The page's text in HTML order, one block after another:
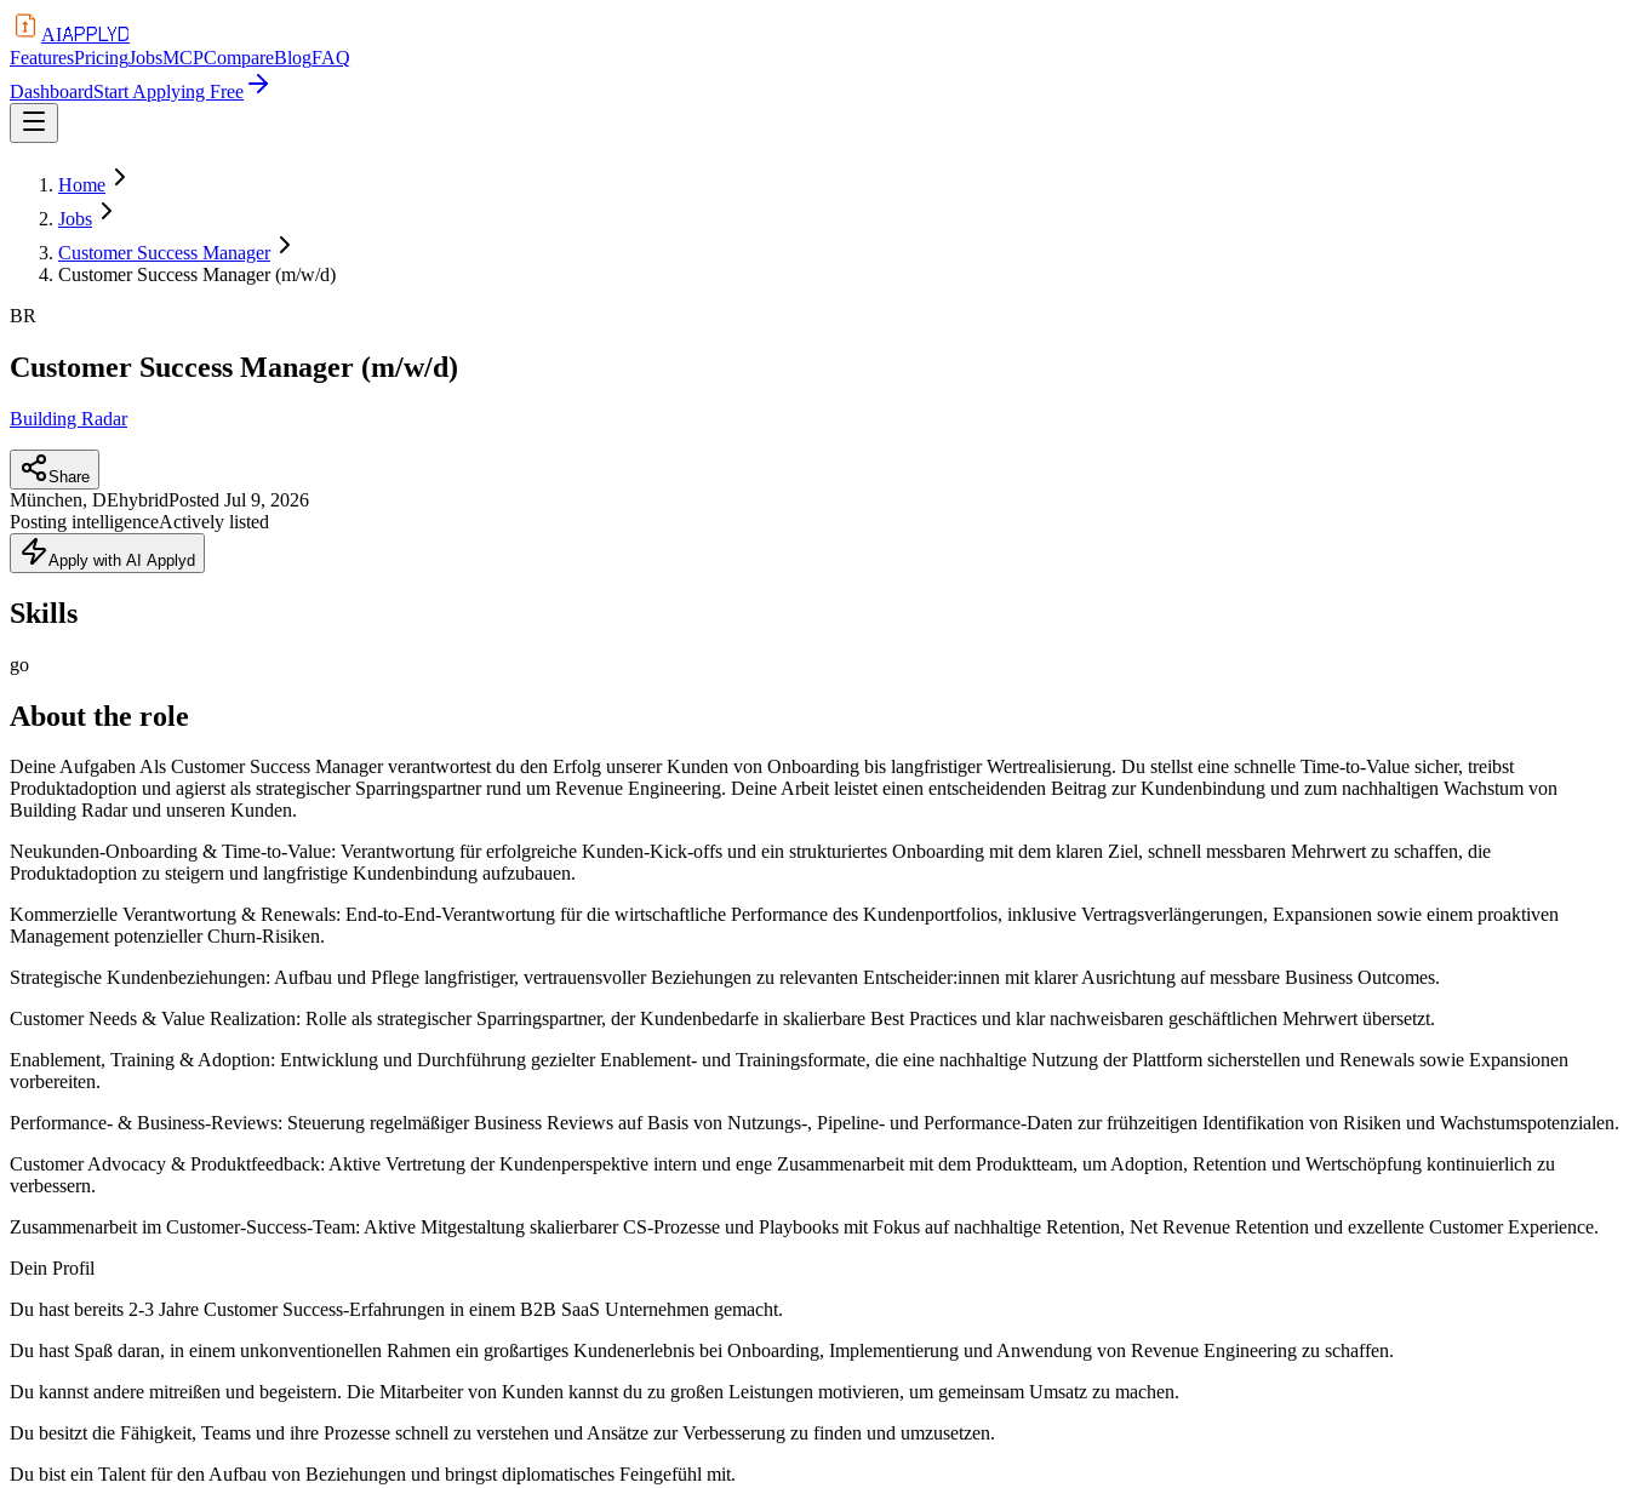
AIAPPLYD
FeaturesPricingJobsMCPCompareBlogFAQ
DashboardStart Applying Free
Home
Jobs
Customer Success Manager
Customer Success Manager (m/w/d)
BR
Customer Success Manager (m/w/d)
Building Radar
Share
München, DEhybridPosted Jul 9, 2026
Posting intelligenceActively listed
Apply with AI Applyd
Skills
go
About the role
Deine Aufgaben Als Customer Success Manager verantwortest du den Erfolg unserer Kunden von Onboarding bis langfristiger Wertrealisierung. Du stellst eine schnelle Time-to-Value sicher, treibst
Produktadoption und agierst als strategischer Sparringspartner rund um Revenue Engineering. Deine Arbeit leistet einen entscheidenden Beitrag zur Kundenbindung und zum nachhaltigen Wachstum von
Building Radar und unseren Kunden.
Neukunden-Onboarding & Time-to-Value: Verantwortung für erfolgreiche Kunden-Kick-offs und ein strukturiertes Onboarding mit dem klaren Ziel, schnell messbaren Mehrwert zu schaffen, die
Produktadoption zu steigern und langfristige Kundenbindung aufzubauen.
Kommerzielle Verantwortung & Renewals: End-to-End-Verantwortung für die wirtschaftliche Performance des Kundenportfolios, inklusive Vertragsverlängerungen, Expansionen sowie einem proaktiven
Management potenzieller Churn-Risiken.
Strategische Kundenbeziehungen: Aufbau und Pflege langfristiger, vertrauensvoller Beziehungen zu relevanten Entscheider:innen mit klarer Ausrichtung auf messbare Business Outcomes.
Customer Needs & Value Realization: Rolle als strategischer Sparringspartner, der Kundenbedarfe in skalierbare Best Practices und klar nachweisbaren geschäftlichen Mehrwert übersetzt.
Enablement, Training & Adoption: Entwicklung und Durchführung gezielter Enablement- und Trainingsformate, die eine nachhaltige Nutzung der Plattform sicherstellen und Renewals sowie Expansionen
vorbereiten.
Performance- & Business-Reviews: Steuerung regelmäßiger Business Reviews auf Basis von Nutzungs-, Pipeline- und Performance-Daten zur frühzeitigen Identifikation von Risiken und Wachstumspotenzialen.
Customer Advocacy & Produktfeedback: Aktive Vertretung der Kundenperspektive intern und enge Zusammenarbeit mit dem Produktteam, um Adoption, Retention und Wertschöpfung kontinuierlich zu
verbessern.
Zusammenarbeit im Customer-Success-Team: Aktive Mitgestaltung skalierbarer CS-Prozesse und Playbooks mit Fokus auf nachhaltige Retention, Net Revenue Retention und exzellente Customer Experience.
Dein Profil
Du hast bereits 2-3 Jahre Customer Success-Erfahrungen in einem B2B SaaS Unternehmen gemacht.
Du hast Spaß daran, in einem unkonventionellen Rahmen ein großartiges Kundenerlebnis bei Onboarding, Implementierung und Anwendung von Revenue Engineering zu schaffen.
Du kannst andere mitreißen und begeistern. Die Mitarbeiter von Kunden kannst du zu großen Leistungen motivieren, um gemeinsam Umsatz zu machen.
Du besitzt die Fähigkeit, Teams und ihre Prozesse schnell zu verstehen und Ansätze zur Verbesserung zu finden und umzusetzen.
Du bist ein Talent für den Aufbau von Beziehungen und bringst diplomatisches Feingefühl mit.